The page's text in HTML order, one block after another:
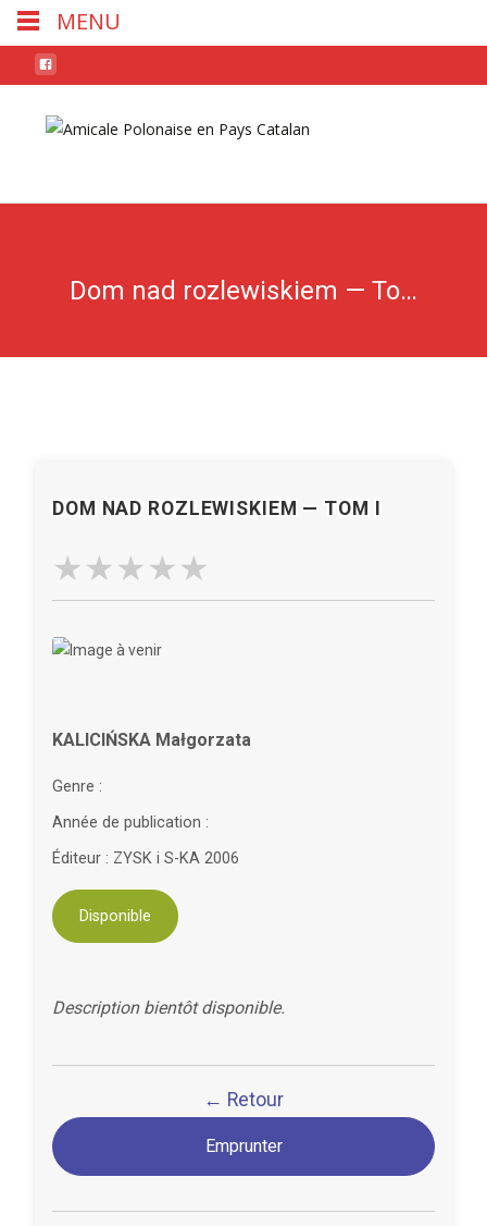
Dom nad rozlewiskiem — Tom I
DOM NAD ROZLEWISKIEM — TOM I
KALICIŃSKA Małgorzata
Genre :
Année de publication :
Éditeur : ZYSK i S-KA 2006
Disponible
Description bientôt disponible.
← Retour
Emprunter
MENU